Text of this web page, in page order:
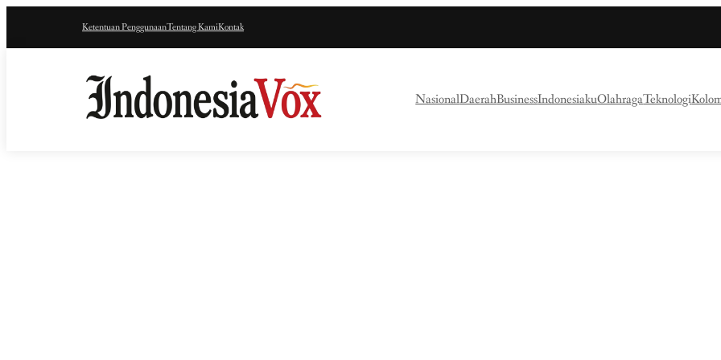
Ketentuan PenggunaanTentang KamiKontak
NasionalDaerahBusinessIndonesiakuOlahragaTeknologi